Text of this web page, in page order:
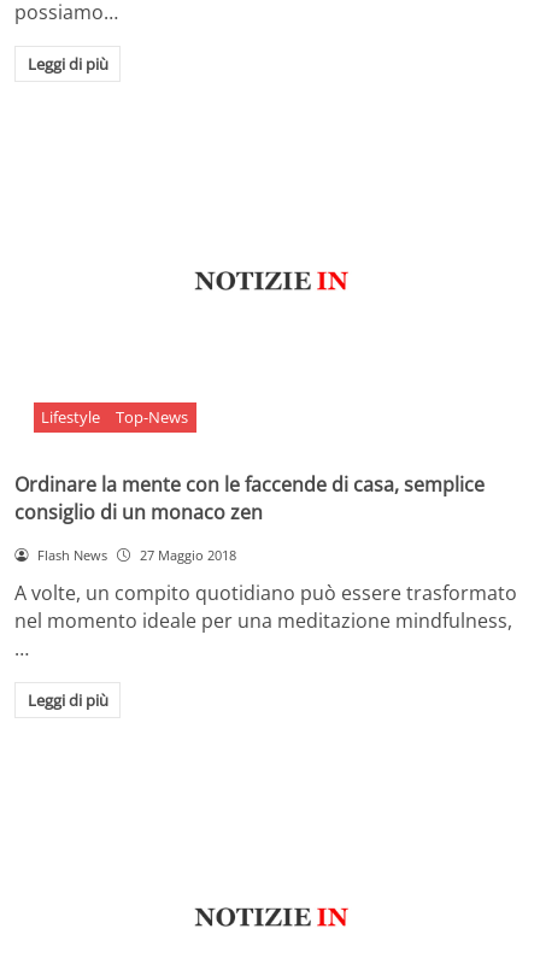
possiamo…
Leggi di più
Lifestyle Top-News
Ordinare la mente con le faccende di casa, semplice
consiglio di un monaco zen
Flash News 27 Maggio 2018
A volte, un compito quotidiano può essere trasformato
nel momento ideale per una meditazione mindfulness,
…
Leggi di più